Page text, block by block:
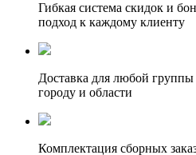
Гибкая система скидок и
подход к каждому клиенту
Доставка для любой
городу и области
Комплектация сборных